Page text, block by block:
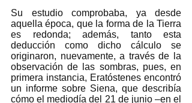
Su estudio comprobaba, ya desde
aquella época, que la forma de la Tierra
es redonda; además, tanto esta
deducción como dicho cálculo se
originaron, nuevamente, a través de la
observación de las sombras, pues, en
primera instancia, Eratóstenes encontró
un informe sobre Siena, que describía
cómo el mediodía del 21 de junio –en el